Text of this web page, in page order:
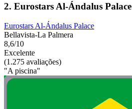
2. Eurostars Al-Ándalus Palace
Eurostars Al-Ándalus Palace
Bellavista-La Palmera
8,6/10
Excelente
(1.275 avaliações)
"A piscina"